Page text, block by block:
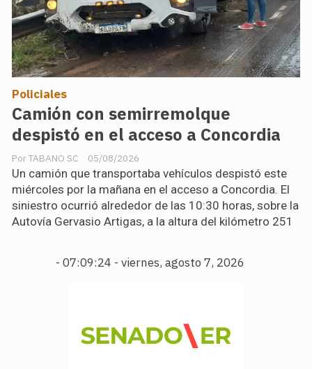
Camión con semirremolque
despistó en el acceso a Concordia
TABANO SC
Policiales
05/08/2026
Un camión que transportaba vehículos despistó este
miércoles por la mañana en el acceso a Concordia. El
siniestro ocurrió alrededor de las 10:30 horas, sobre la
Autovía Gervasio Artigas, a la altura del kilómetro 251
- 07:09:25 - viernes, agosto 7, 2026